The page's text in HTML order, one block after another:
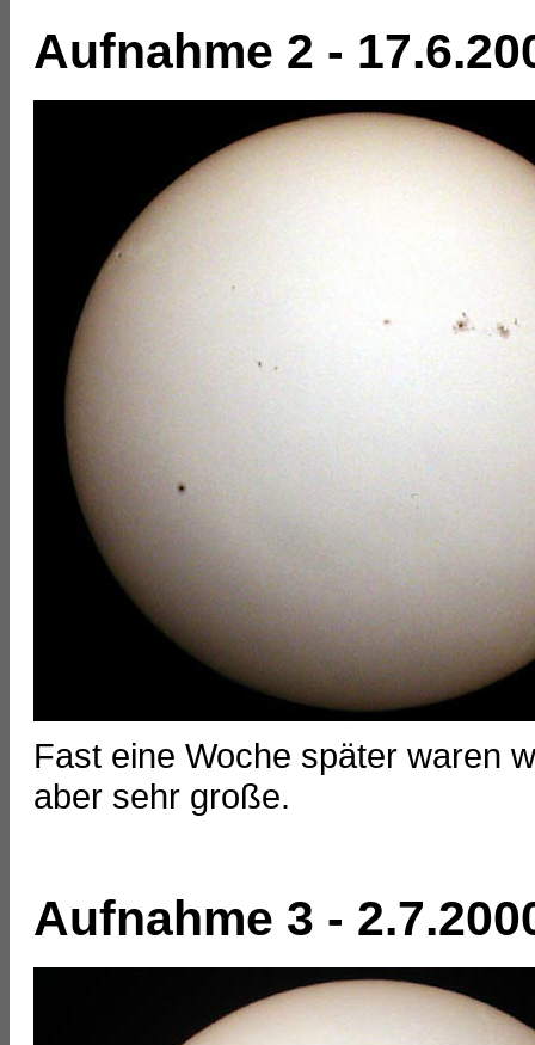
Aufnahme 2 -
Fast eine Woche später waren
aber sehr große.
Aufnahme 3 -